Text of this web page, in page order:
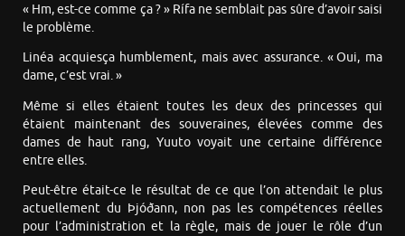
« Hm, est-ce comme ça ? » Rífa ne semblait pas sûre d’avoir saisi
le problème.
Linéa acquiesça humblement, mais avec assurance. « Oui, ma
dame, c’est vrai. »
Même si elles étaient toutes les deux des princesses qui
étaient maintenant des souveraines, élevées comme des
dames de haut rang, Yuuto voyait une certaine différence
entre elles.
Peut-être était-ce le résultat de ce que l’on attendait le plus
actuellement du Þjóðann, non pas les compétences réelles
pour l’administration et la règle, mais de jouer le rôle d’un